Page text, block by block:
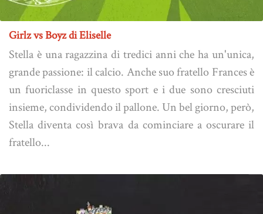
Girlz vs Boyz di Eliselle
Stella è una ragazzina di tredici anni che ha un'unica,
grande passione: il calcio. Anche suo fratello Frances è
un fuoriclasse in questo sport e i due sono cresciuti
insieme, condividendo il pallone. Un bel giorno, però,
Stella diventa così brava da cominciare a oscurare il
fratello...